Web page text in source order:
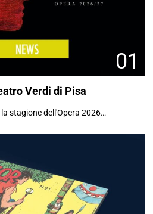
01
Verdi di Pisa
stagione dell'Opera 2026…